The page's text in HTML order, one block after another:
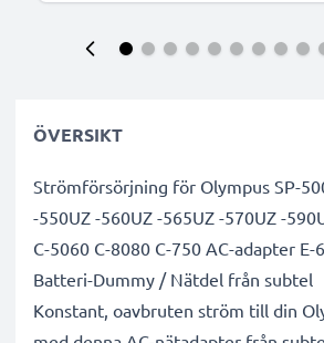
ÖVERSIKT
Strömförsörjning för Olympus SP-
-550UZ -560UZ -565UZ -570UZ -
C-5060 C-8080 C-750 AC-adapter E-
Batteri-Dummy / Nätdel från subtel
Konstant, oavbruten ström till din